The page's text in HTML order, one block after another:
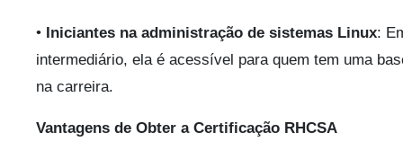
• Iniciantes na administração de sistemas Linux:
intermediário, ela é acessível para quem tem uma
na carreira.
Vantagens de Obter a Certificação RHCSA